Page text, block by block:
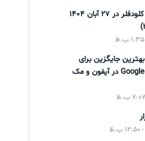
قطعی و اختلال کلودفلر در 27 آبان 1404
جایگزین برای
Google Authenticator در آیفون و مک